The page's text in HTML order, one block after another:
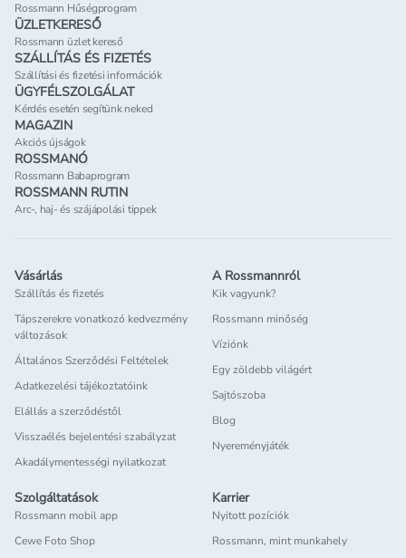
Rossmann Hűségprogram
ÜZLETKERESŐ
Rossmann üzlet kereső
SZÁLLÍTÁS ÉS FIZETÉS
Szállítási és fizetési információk
ÜGYFÉLSZOLGÁLAT
Kérdés esetén segítünk neked
MAGAZIN
Akciós újságok
ROSSMANÓ
Rossmann Babaprogram
ROSSMANN RUTIN
Arc-, haj- és szájápolási tippek
Vásárlás
Szállítás és fizetés
Tápszerekre vonatkozó kedvezmény
változások
Általános Szerződési Feltételek
Adatkezelési tájékoztatóink
Elállás a szerződéstől
Visszaélés bejelentési szabályzat
Akadálymentességi nyilatkozat
A Rossmannról
Kik vagyunk?
Rossmann minőség
Víziónk
Egy zöldebb világért
Sajtószoba
Blog
Nyereményjáték
Szolgáltatások
Rossmann mobil app
Cewe Foto Shop
Karrier
Nyitott pozíciók
Rossmann, mint munkahely